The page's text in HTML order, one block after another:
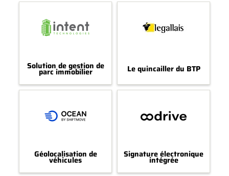
Solution de gestion de
parc immobilier Le quincailler du BTP
Géolocalisation de
véhicules
Signature électronique
intégrée